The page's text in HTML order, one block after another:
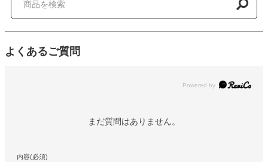
よくあるご質問
Powered by
まだ質問はありません。
内容(必須)